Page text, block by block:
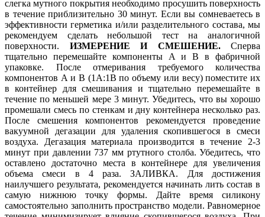
слегка мутного покрытия необходимо просушить поверхность
в течение приблизительно 30 минут. Если вы сомневаетесь в
эффективности герметика и/или разделительного состава, мы
рекомендуем сделать небольшой тест на аналогичной
поверхности. ИЗМЕРЕНИЕ И СМЕШЕНИЕ. Сперва
тщательно перемешайте компоненты А и В в фабричной
упаковке. После отмеривания требуемого количества
компонентов А и В (1А:1В по объему или весу) поместите их
в контейнер для смешивания и тщательно перемешайте в
течение по меньшей мере 3 минут. Убедитесь, что вы хорошо
промешали смесь по стенкам и дну контейнера несколько раз.
После смешения компонентов рекомендуется проведение
вакуумной дегазации для удаления скопившегося в смеси
воздуха. Дегазация материала производится в течение 2-3
минут при давлении 737 мм ртутного столба. Убедитесь, что
оставлено достаточно места в контейнере для увеличения
объема смеси в 4 раза. ЗАЛИВКА. Для достижения
наилучшего результата, рекомендуется начинать лить состав в
самую нижнюю точку формы. Дайте время силикону
самостоятельно заполнить пространство модели. Равномерное